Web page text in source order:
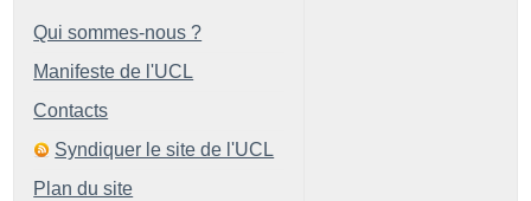
Qui sommes-nous ?
Manifeste de l'UCL
Contacts
Syndiquer le site de l'UCL
Plan du site